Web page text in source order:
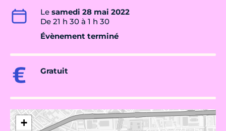
Le samedi 28 mai 2022
De 21 h 30 à 1 h 30
Évènement terminé
Gratuit
+